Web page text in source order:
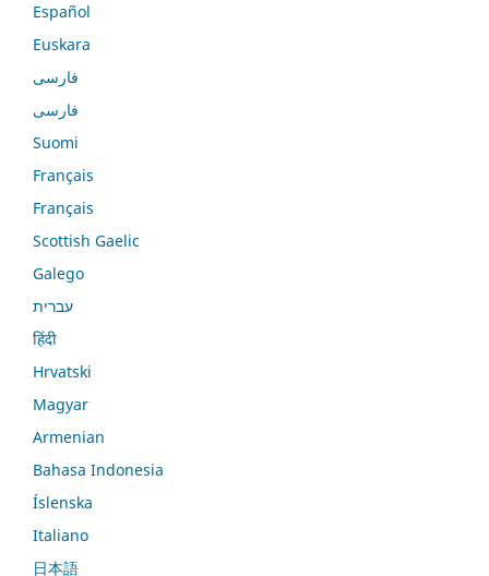
Español
Euskara
فارسی
فارسی
Suomi
Français
Français
Scottish Gaelic
Galego
עברית
हिंदी
Hrvatski
Magyar
Armenian
Bahasa Indonesia
Íslenska
Italiano
日本語